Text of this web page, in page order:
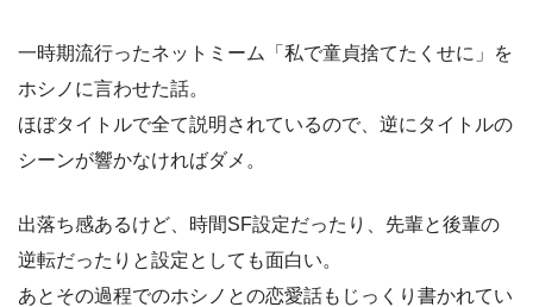
一時期流行ったネットミーム「私で童貞捨てたくせに」を
ホシノに言わせた話。
ほぼタイトルで全て説明されているので、逆にタイトルの
シーンが響かなければダメ。
出落ち感あるけど、時間SF設定だったり、先輩と後輩の
逆転だったりと設定としても面白い。
あとその過程でのホシノとの恋愛話もじっくり書かれてい